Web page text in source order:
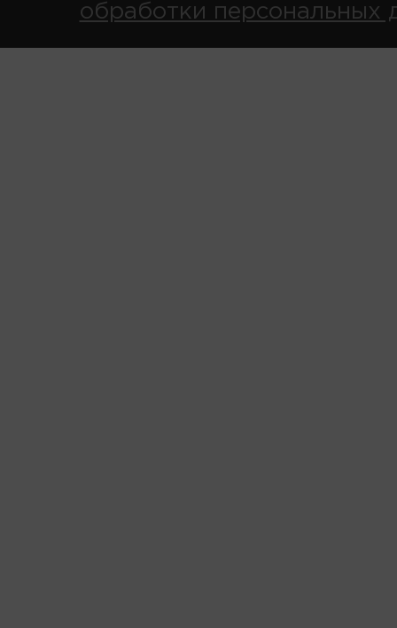
обработки персональных